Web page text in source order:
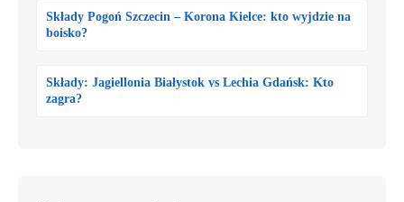
Składy Pogoń Szczecin – Korona Kielce: kto wyjdzie na
boisko?
Składy: Jagiellonia Białystok vs Lechia Gdańsk: Kto
zagra?